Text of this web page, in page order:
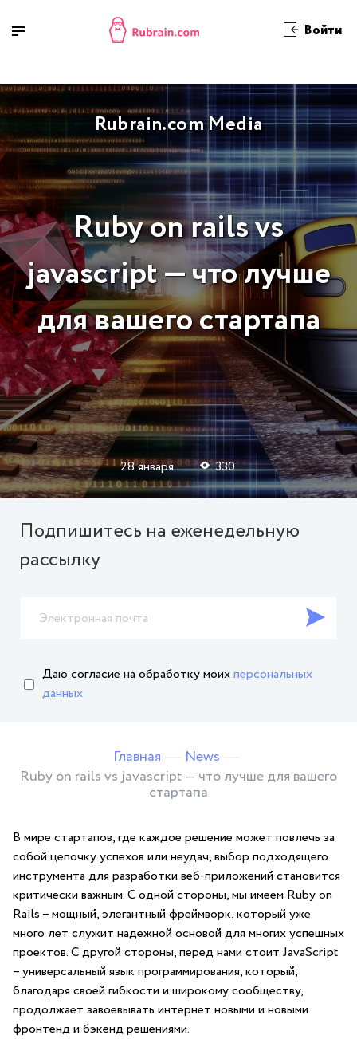
Войти
Rubrain.com Media
Ruby on rails vs
javascript — что лучше
для вашего стартапа
28 января 330
Подпишитесь на еженедельную
рассылку
Даю согласие на обработкумоихперсональных
данных
Главная
News
Ruby on rails vs javascript — что лучше для вашего
стартапа
В ⁢мире ⁣стартапов, где каждое решение​ может повлечь ‌за⁢
собой цепочку успехов или ‍неудач, ⁤выбор подходящего
инструмента для разработки ⁣веб-приложений становится
⁣критически‍ важным. С ‍одной стороны, мы имеем Ruby on
Rails – мощный,⁢ элегантный фреймворк, который ​уже
много лет ‍служит ⁣надежной основой для многих⁣ успешных
проектов. С другой стороны, перед‍ нами ⁢стоит JavaScript
– ​универсальный язык‍ программирования, который,
благодаря своей гибкости и широкому⁣ сообществу,
продолжает завоевывать интернет⁤ новыми и новыми
фронтенд и бэкенд решениями.